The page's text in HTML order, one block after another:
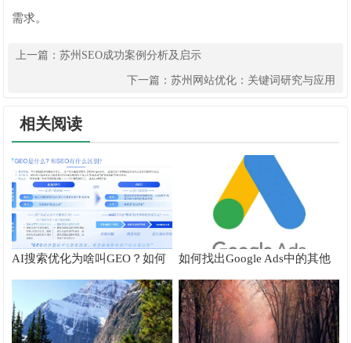
需求。
上一篇：苏州SEO成功案例分析及启示
下一篇： 苏州网站优化：关键词研究与应用
相关阅读
AI搜索优化为啥叫GEO？如何
在AI搜索中获得排名？
如何找出Google Ads中的其他
搜索字词